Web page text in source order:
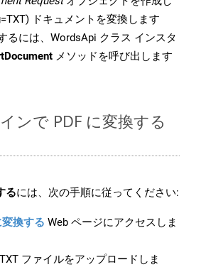
ドキュメントを変換します
るには、WordsApi クラス インスタ
メソッドを呼び出します
ンで PDF に変換する
るには、次の手順に従ってください:
換する Web ページにアクセスしま
ファイルをアップロードしま